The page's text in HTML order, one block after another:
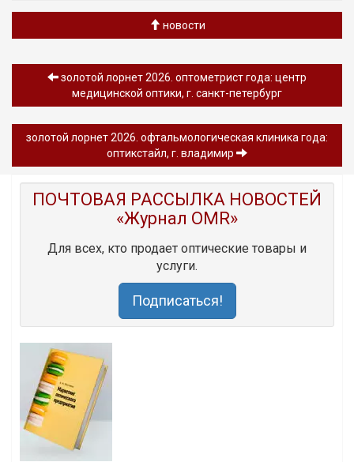
новости
золотой лорнет 2026. оптометрист года: центр
медицинской оптики, г. санкт-петербург
золотой лорнет 2026. офтальмологическая клиника года:
оптикстайл, г. владимир
ПОЧТОВАЯ РАССЫЛКА НОВОСТЕЙ
«Журнал OMR»
Для всех, кто продает оптические товары и
услуги.
Подписаться!